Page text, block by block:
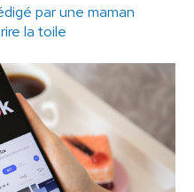
par une maman
la toile